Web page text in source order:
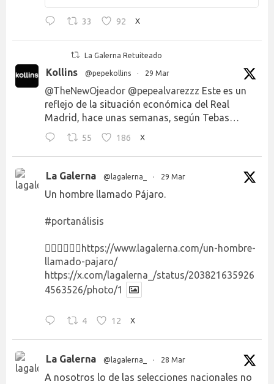
33 92 X
La Galerna Retuiteado
Kollins @pepekollins · 29 Mar
@TheNewOjeador @pepealvarezzz Este es un
reflejo de la situación económica del Real
Madrid, hace unas semanas, según Tebas…
55 186 X
La Galerna @lagalerna_ · 29 Mar
Un hombre llamado Pájaro.
#portanálisis
👉🏻👉🏻👉🏻 https://www.lagalerna.com/un-hombre-
llamado-pajaro/
https://x.com/lagalerna_/status/203821635926
4563526/photo/1
4 12 X
La Galerna @lagalerna_ · 28 Mar
A nosotros lo de las selecciones nacionales no